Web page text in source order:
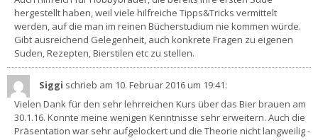
hergestellt haben, weil viele hilfreiche Tipps&Tricks vermittelt
werden, auf die man im reinen Bücherstudium nie kommen würde.
Gibt ausreichend Gelegenheit, auch konkrete Fragen zu eigenen
Suden, Rezepten, Bierstilen etc zu stellen.
Siggi schrieb am 10. Februar 2016um 19:41:
Vielen Dank für den sehr lehrreichen Kurs über das Bier brauen am
30.1.16. Konnte meine wenigen Kenntnisse sehr erweitern. Auch die
Präsentation war sehr aufgelockert und die Theorie nicht langweilig -